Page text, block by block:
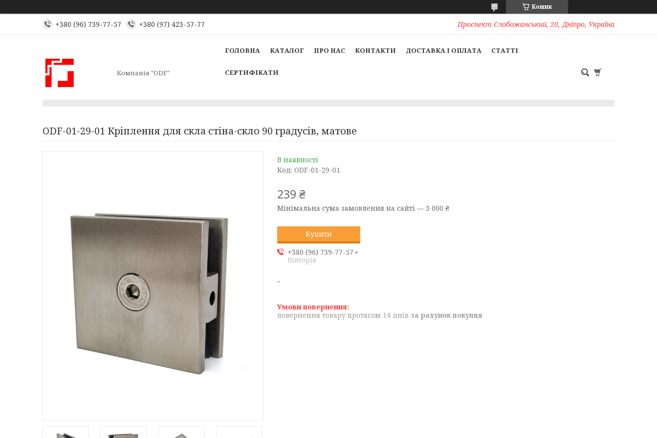
Кошик
+380 (96) 739-77-57 +380 (97) 423-57-77 Проспект Слобожанський, 20, Дніпро, Україна
Компанія "ODF"
ГОЛОВНА КАТАЛОГ ПРО НАС КОНТАКТИ ДОСТАВКА І ОПЛАТА СТАТТІ
СЕРТИФІКАТИ
ODF-01-29-01 Кріплення для скла стіна-скло 90 градусів, матове
В наявності
Код: ODF-01-29-01
239 ₴
Мінімальна сума замовлення на сайті — 3 000 ₴
Купити
+380 (96) 739-77-57
Вікторія
повернення товару протягом 14 днів за рахунок покупця